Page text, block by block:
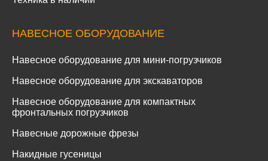
НАВЕСНОЕ ОБОРУДОВАНИЕ
Навесное оборудование для мини-погрузчиков
Навесное оборудование для экскаваторов
Навесное оборудование для компактных
фронтальных погрузчиков
Навесные дорожные фрезы
Накидные гусеницы